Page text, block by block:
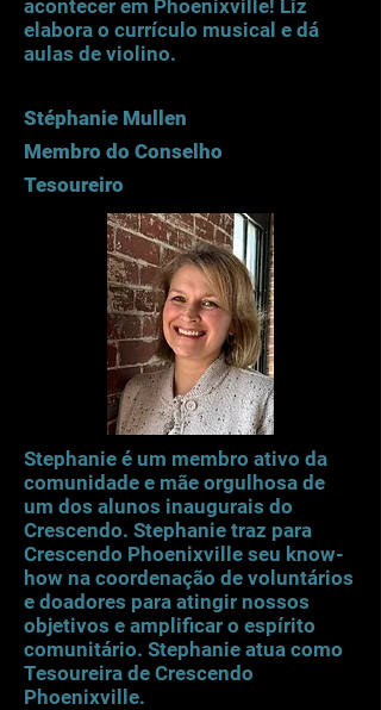
acontecer em Phoenixville! Liz
elabora o currículo musical e dá
aulas de violino.
Stéphanie Mullen
Membro do Conselho
Tesoureiro
Stephanie é um membro ativo da
comunidade e mãe orgulhosa de
um dos alunos inaugurais do
Crescendo. Stephanie traz para
Crescendo Phoenixville seu know-
how na coordenação de voluntários
e doadores para atingir nossos
objetivos e amplificar o espírito
comunitário. Stephanie atua como
Tesoureira de Crescendo
Phoenixville.